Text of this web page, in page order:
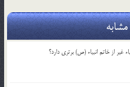
غیر از خاتم انبیاء (ص) برتری دارد؟